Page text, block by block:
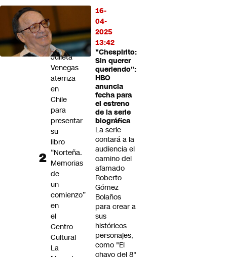
16-
04-
2025
13:42
"Chespirito:
Sin querer
queriendo":
HBO
anuncia
fecha para
el estreno
de la serie
biográfica
La serie
contará a la
audiencia el
camino del
afamado
Roberto
Gómez
Bolaños
para crear a
sus
históricos
personajes,
como "El
chavo del 8"
ser
prioridad
nacional”
Julieta
Venegas
aterriza
en
Chile
para
presentar
su
libro
“Norteña.
Memorias
de
un
comienzo”
en
el
Centro
Cultural
La